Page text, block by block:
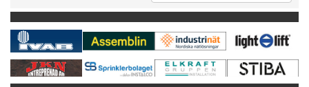
MILJÖBYGGNAD
NOLLCO2
CITYLAB
GREENBUILDING